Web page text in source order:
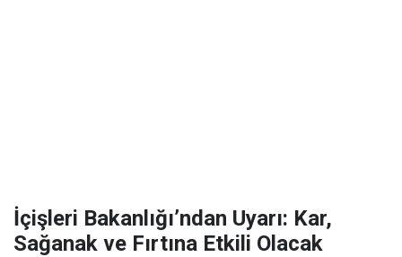
İçişleri Bakanlığı’ndan Uyarı: Kar,
Sağanak ve Fırtına Etkili Olacak